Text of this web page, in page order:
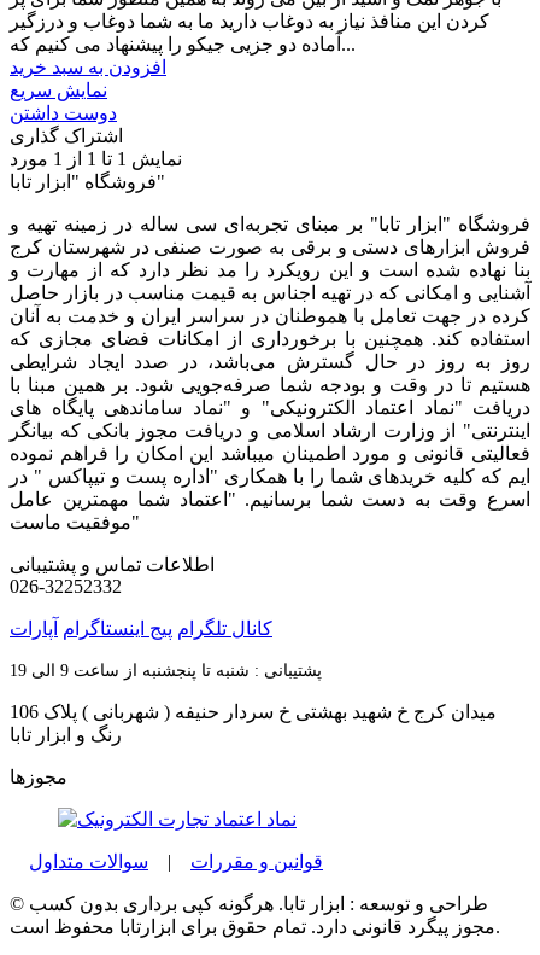
کردن این منافذ نیاز به دوغاب دارید ما به شما دوغاب و درزگیر
آماده دو جزیی جیکو را پیشنهاد می کنیم که...
افزودن به سبد خرید
نمایش سریع
دوست داشتن
اشتراک گذاری
نمایش 1 تا 1 از 1 مورد
فروشگاه "ابزار تابا"
فروشگاه "ابزار تابا" بر مبنای تجربه‌ای سی ساله در زمینه تهیه و
فروش ابزارهای دستی و برقی به صورت صنفی در شهرستان کرج
بنا نهاده شده است و این رویکرد را مد نظر دارد که از مهارت و
آشنایی و امکانی که در تهیه اجناس به قیمت مناسب در بازار حاصل
کرده در جهت تعامل با هموطنان در سراسر ایران و خدمت به آنان
استفاده کند. همچنین با برخورداری از امکانات فضای مجازی که
روز به روز در حال گسترش می‌باشد، در صدد ایجاد شرایطی
هستیم تا در وقت و بودجه شما صرفه‌جویی شود. بر همین مبنا با
دریافت "نماد اعتماد الکترونیکی" و "نماد ساماندهی پایگاه های
اینترنتی" از وزارت ارشاد اسلامی و دریافت مجوز بانکی که بیانگر
فعالیتی قانونی و مورد اطمینان میباشد این امکان را فراهم نموده
ایم که کلیه خریدهای شما را با همکاری "اداره پست و تیپاکس " در
اسرع وقت به دست شما برسانیم. "اعتماد شما مهمترین عامل
موفقیت ماست"
اطلاعات تماس و پشتیبانی
026-32252332
کانال تلگرام پیج اینستاگرام آپارات
پشتیبانی : شنبه تا پنجشنبه از ساعت 9 الی 19
میدان کرج خ شهید بهشتی خ سردار حنیفه ( شهربانی ) پلاک 106
رنگ و ابزار تابا
مجوزها
قوانین و مقررات | سوالات متداول
© طراحی و توسعه : ابزار تابا. هرگونه کپی برداری بدون کسب
مجوز پیگرد قانونی دارد. تمام حقوق برای ابزارتابا محفوظ است.